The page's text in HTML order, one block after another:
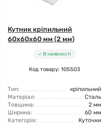
Кутник кріпильний
60x60x60 мм (2 мм)
В наявності
Код товару: 105503
Тип:
кріпильний
Матеріал:
Сталь
Товщина:
2 мм
Ширина:
60 мм
Категорія:
Куточки